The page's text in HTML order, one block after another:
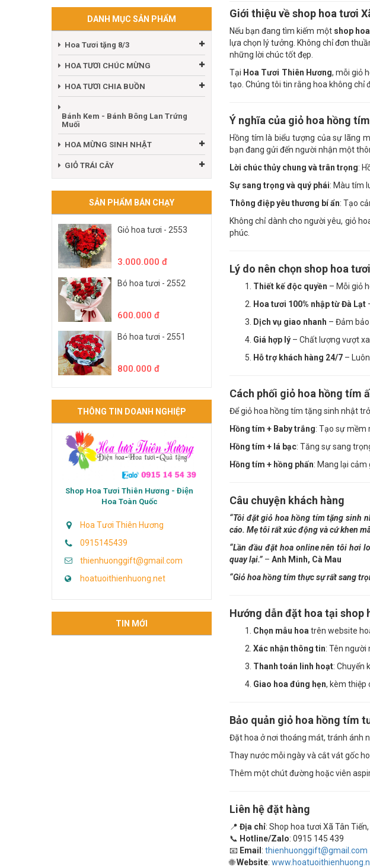
DANH MỤC SẢN PHẨM
Hoa Tươi tặng 8/3
HOA TƯƠI CHÚC MỪNG
HOA TƯƠI CHIA BUỒN
Bánh Kem - Bánh Bông Lan Trứng
Muối
HOA MỪNG SINH NHẬT
GIỎ TRÁI CÂY
SẢN PHẨM BÁN CHẠY
Giỏ hoa tươi - 2553
3.000.000 đ
Bó hoa tươi - 2552
600.000 đ
Bó hoa tươi - 2551
800.000 đ
THÔNG TIN DOANH NGHIỆP
Shop Hoa Tươi Thiên Hương - Điện
Hoa Toàn Quốc
Hoa Tươi Thiên Hương
0915145439
thienhuonggift@gmail.com
hoatuoithienhuong.net
TIN MỚI
Giới thiệu về shop hoa tươi
Nếu bạn đang tìm kiếm một shop
lựa chọn lý tưởng. Không chỉ đơn
những lời chúc tốt đẹp.
Tại Hoa Tươi Thiên Hương, mỗi giỏ
tạo. Chúng tôi tin rằng hoa không chỉ
Ý nghĩa của giỏ hoa hồng
Hồng tím là biểu tượng của sự lãng
bạn đang gửi đến người nhận một
Lời chúc thủy chung và trân trọng:
Sự sang trọng và quý phái: Màu tím
Thông điệp yêu thương bí ẩn: Tạo
Không chỉ dành cho người yêu, giỏ
phúc.
Lý do nên chọn shop hoa
Thiết kế độc quyền – Mỗi giỏ
Hoa tươi 100% nhập từ Đà Lạt
Dịch vụ giao nhanh – Đảm
Giá hợp lý – Chất lượng vượt
Hỗ trợ khách hàng 24/7 –
Cách phối giỏ hoa hồng tím
Để giỏ hoa hồng tím tặng sinh nhật
Hồng tím + Baby trắng: Tạo sự mềm
Hồng tím + lá bạc: Tăng sự sang
Hồng tím + hồng phấn: Mang lại cảm
Câu chuyện khách hàng
“Tôi đặt giỏ hoa hồng tím tặng sinh
cáo. Mẹ tôi rất xúc động và cứ khen
“Lần đầu đặt hoa online nên tôi hơi
quay lại.” – Anh Minh, Cà Mau
“Giỏ hoa hồng tím thực sự rất sang
Hướng dẫn đặt hoa tại shop
Chọn mẫu hoa trên website
Xác nhận thông tin: Tên người
Thanh toán linh hoạt: Chuyển
Giao hoa đúng hẹn, kèm thiệp
Bảo quản giỏ hoa hồng tím
Đặt hoa ở nơi thoáng mát, tránh ánh
Thay nước mỗi ngày và cắt vát gốc
Thêm một chút đường hoặc viên
Liên hệ đặt hàng
📍 Địa chỉ: Shop hoa tươi Xã Tân
📞 Hotline/Zalo: 0915 145 439
📧 Email : thienhuonggift@gmail.com
🌐Website: